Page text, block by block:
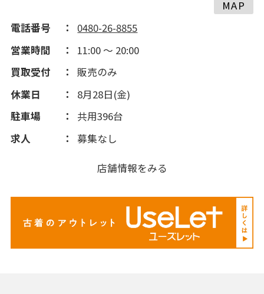
MAP
電話番号
0480-26-8855
営業時間
11:00 ～ 20:00
買取受付
販売のみ
休業日
8月28日(金)
駐車場
共用396台
求人
募集なし
店舗情報をみる